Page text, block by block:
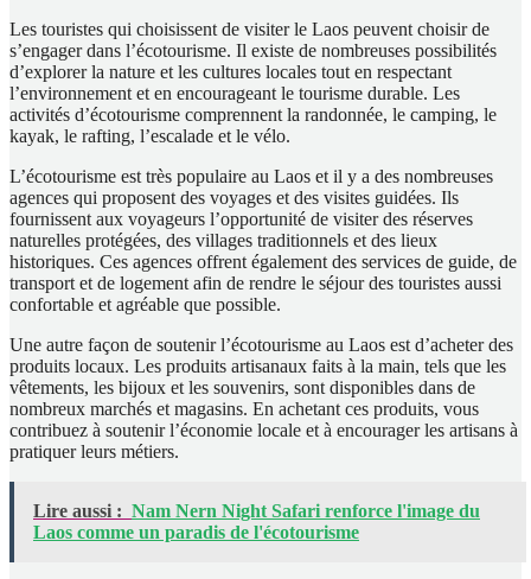
Les touristes qui choisissent de visiter le Laos peuvent choisir de
s’engager dans l’écotourisme. Il existe de nombreuses possibilités
d’explorer la nature et les cultures locales tout en respectant
l’environnement et en encourageant le tourisme durable. Les
activités d’écotourisme comprennent la randonnée, le camping, le
kayak, le rafting, l’escalade et le vélo.
L’écotourisme est très populaire au Laos et il y a des nombreuses
agences qui proposent des voyages et des visites guidées. Ils
fournissent aux voyageurs l’opportunité de visiter des réserves
naturelles protégées, des villages traditionnels et des lieux
historiques. Ces agences offrent également des services de guide, de
transport et de logement afin de rendre le séjour des touristes aussi
confortable et agréable que possible.
Une autre façon de soutenir l’écotourisme au Laos est d’acheter des
produits locaux. Les produits artisanaux faits à la main, tels que les
vêtements, les bijoux et les souvenirs, sont disponibles dans de
nombreux marchés et magasins. En achetant ces produits, vous
contribuez à soutenir l’économie locale et à encourager les artisans à
pratiquer leurs métiers.
Lire aussi : Nam Nern Night Safari renforce l'image du
Laos comme un paradis de l'écotourisme